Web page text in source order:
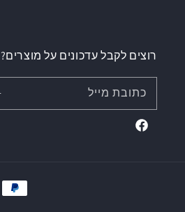
רוצים לקבל עדכונים על מוצרים?
כתובת מייל
Facebook